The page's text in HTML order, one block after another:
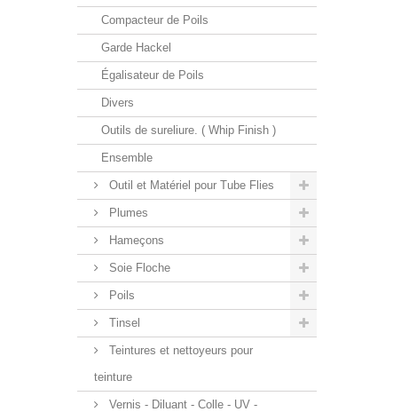
Compacteur de Poils
Garde Hackel
Égalisateur de Poils
Divers
Outils de sureliure. ( Whip Finish )
Ensemble
Outil et Matériel pour Tube Flies
Plumes
Hameçons
Soie Floche
Poils
Tinsel
Teintures et nettoyeurs pour
teinture
Vernis - Diluant - Colle - UV -